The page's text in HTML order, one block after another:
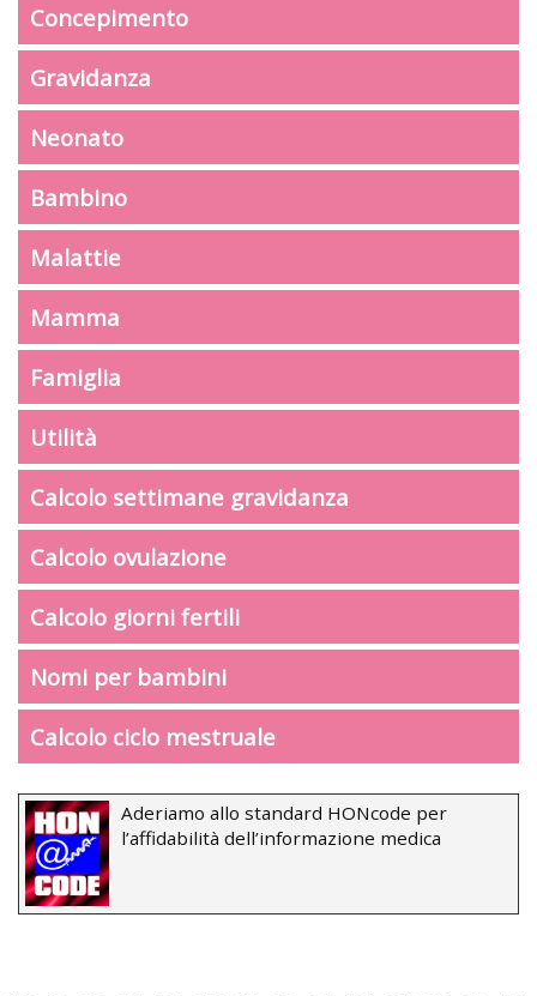
Concepimento
Gravidanza
Neonato
Bambino
Malattie
Mamma
Famiglia
Utilità
Calcolo settimane gravidanza
Calcolo ovulazione
Calcolo giorni fertili
Nomi per bambini
Calcolo ciclo mestruale
Aderiamo allo standard HONcode per
l’affidabilità dell’informazione medica